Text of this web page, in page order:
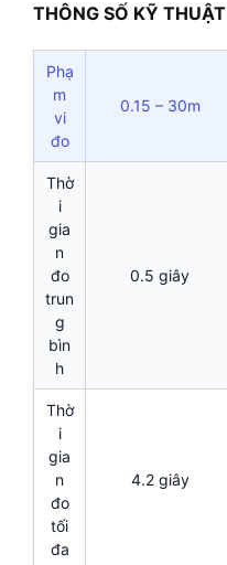
THÔNG SỐ KỸ THUẬT
Phạ
m
vi
đo
0.15 – 30m
Thờ
i
gia
n
đo
trun
g
bìn
h
0.5 giây
Thờ
i
gia
n
đo
tối
đa
4.2 giây